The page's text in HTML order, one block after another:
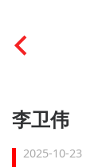
首页
文明创建
李卫伟
2025-10-23